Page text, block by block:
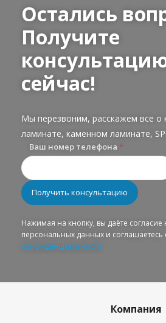
Остались
Получите
сейчас!
Мы перезвоним, расскажем все о
ламинате, каменном ламинате,
Ваш номер телефона *
Нажимая на кнопку, вы даёте согласие
персональных данных и соглашаетесь
конфиденциальности
Компания